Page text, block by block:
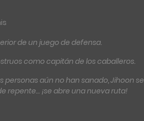
de un juego de defensa.
como capitán de los caballeros.
personas aún no han sanado, Jihoon se
repente… ¡se abre una nueva ruta!